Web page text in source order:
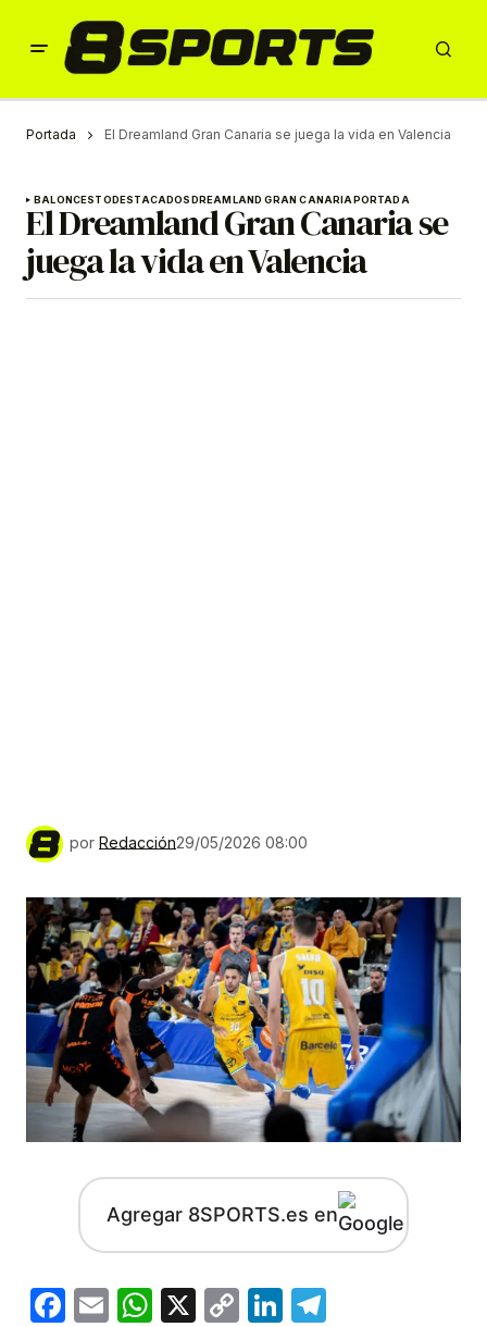
Portada El Dreamland Gran Canaria se juega la vida en Valencia
BALONCESTODESTACADOSDREAMLAND GRAN CANARIAPORTADA
El Dreamland Gran Canaria se
juega la vida en Valencia
por Redacción29/05/2026 08:00
Agregar 8SPORTS.es en
Facebook
EmailWhatsApp
X
CopyLinkedIn